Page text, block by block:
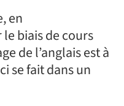
en
biais de cours
de l’anglais est à
se fait dans un